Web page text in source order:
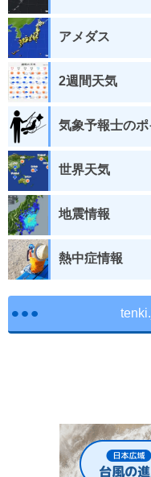
アメダス
2週間天気
気象予報士の
世界天気
地震情報
熱中症情報